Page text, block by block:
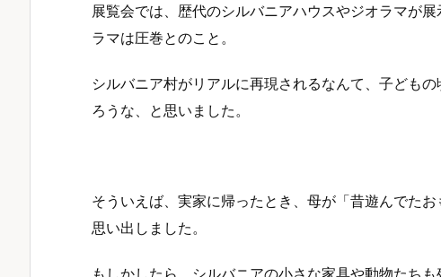
展覧会では、歴代のシルバニアハウスやジオラマが
ラマは圧巻とのこと。
シルバニア村がリアルに再現されるなんて、子ども
ろうな、と思いました。
そういえば、実家に帰ったとき、母が「昔遊んでた
思い出しました。
もしかしたら、シルバニアの小さな家具や動物たちも